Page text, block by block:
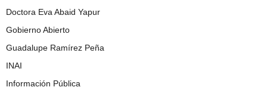
Doctora Eva Abaid Yapur
Gobierno Abierto
Guadalupe Ramírez Peña
INAI
Información Pública